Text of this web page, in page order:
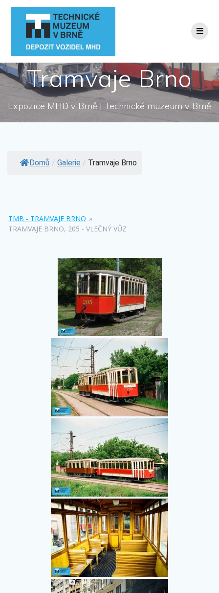
Přeskočit
Tramvaje Brno
Expozice MHD v Brně | Technické muzeum v Brně
Domů / Galerie / Tramvaje Brno
TMB - TRAMVAJE BRNO »
TRAMVAJE BRNO, 205 - VLEČNÝ VŮZ